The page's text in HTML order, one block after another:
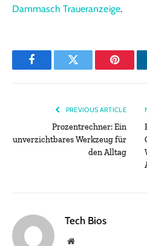
Dammasch Traueranzeige.
FacebookTwitter
PREVIOUS ARTICLE
Prozentrechner: Ein
unverzichtbares Werkzeug für
den Alltag
Tech Bios
Website